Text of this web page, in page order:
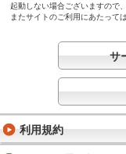
起動しない場合ございますので
またサイトのご利用にあたって
サ
利用規約